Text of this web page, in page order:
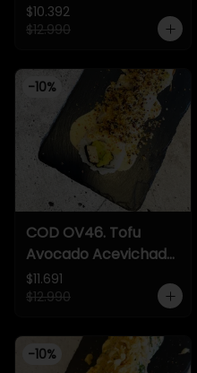
$10.392
$12.990
-10%
COD OV46. Tofu
Avocado Acevichado
Crunch
$11.691
$12.990
-10%